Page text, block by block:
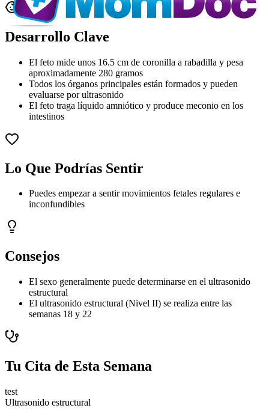
Desarrollo Clave
El feto mide unos 16.5 cm de coronilla a rabadilla y pesa
aproximadamente 280 gramos
Todos los órganos principales están formados y pueden
evaluarse por ultrasonido
El feto traga líquido amniótico y produce meconio en los
intestinos
Lo Que Podrías Sentir
Puedes empezar a sentir movimientos fetales regulares e
inconfundibles
Consejos
El sexo generalmente puede determinarse en el ultrasonido
estructural
El ultrasonido estructural (Nivel II) se realiza entre las
semanas 18 y 22
Tu Cita de Esta Semana
test
Ultrasonido estructural